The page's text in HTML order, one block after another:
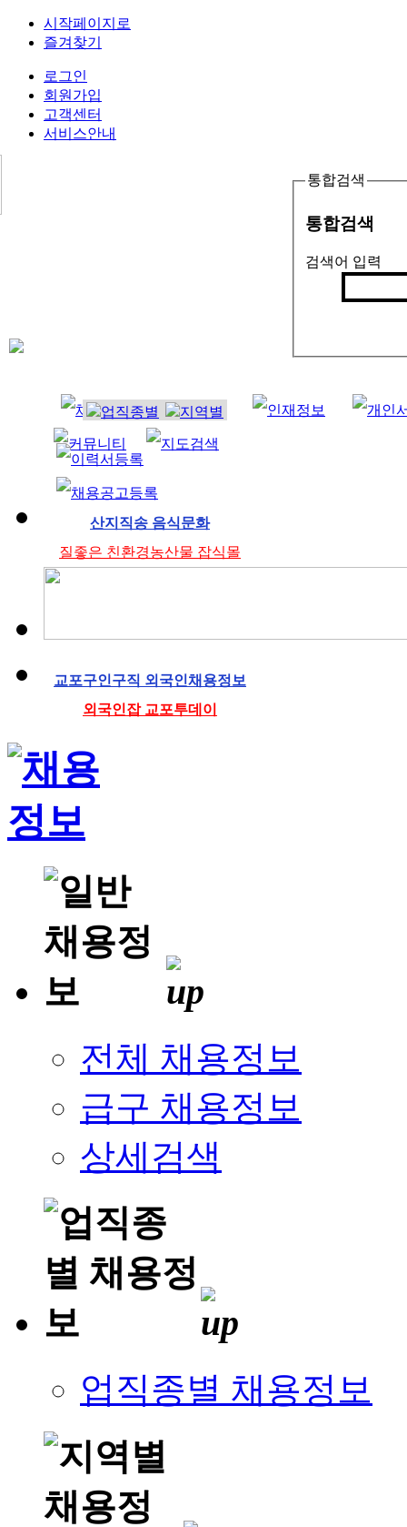
시작페이지로
즐겨찾기
로그인
회원가입
고객센터
서비스안내
통합검색
통합검색
검색어 입력
산지직송 음식문화
질좋은 친환경농산물 잡식몰
교포구인구직 외국인채용정보
외국인잡 교포투데이
전체 채용정보
급구 채용정보
상세검색
업직종별 채용정보